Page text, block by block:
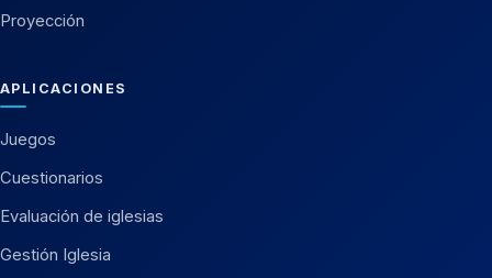
Proyección
APLICACIONES
Juegos
Cuestionarios
Evaluación de iglesias
Gestión Iglesia